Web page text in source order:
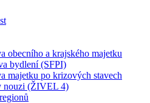
obecního a krajského majetku
bydlení (SFPI)
majetku po krizových stavech
nouzi (ŽIVEL 4)